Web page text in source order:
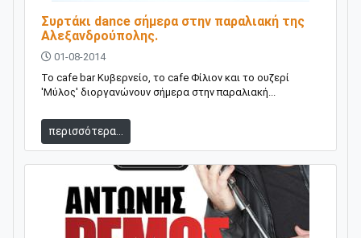
Συρτάκι dance σήμερα στην παραλιακή της
Αλεξανδρούπολης.
01-08-2014
Το cafe bar Κυβερνείο, το cafe Φίλιον και το ουζερί
'Μύλος' διοργανώνουν σήμερα στην παραλιακή...
περισσότερα...